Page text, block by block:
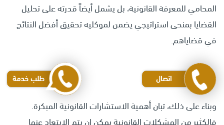
المحامي للمعرفة القانونية، بل يشمل أيضاً قدرته على تحليل
القضايا بمنحى استراتيجي يضمن لموكليه تحقيق أفضل النتائج
في قضاياهم.
وبناء على ذلك، تبان أهمية الاستشارات القانونية المبكرة.
فالكثير من المشكلات القانونية يمكن ان يتم الابتعاد عنها
طلب خدمة اتصال